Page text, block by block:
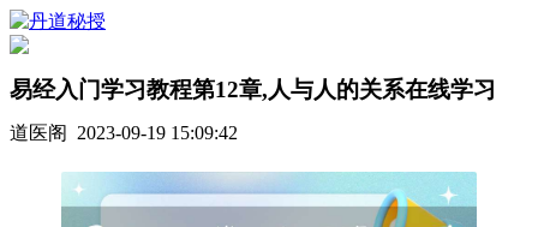
易经入门学习教程第12章,人与人的关系在线学习
道医阁 2023-09-19 15:09:42